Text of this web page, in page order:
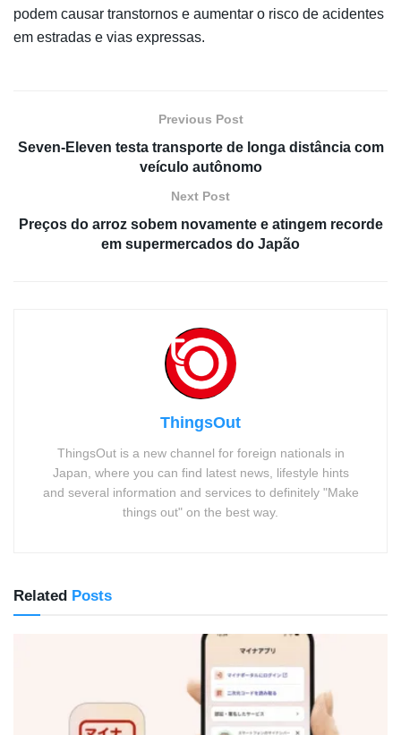
podem causar transtornos e aumentar o risco de acidentes
em estradas e vias expressas.
Previous Post
Seven-Eleven testa transporte de longa distância com
veículo autônomo
Next Post
Preços do arroz sobem novamente e atingem recorde
em supermercados do Japão
ThingsOut
ThingsOut is a new channel for foreign nationals in
Japan, where you can find latest news, lifestyle hints
and several information and services to definitely "Make
things out" on the best way.
Related Posts